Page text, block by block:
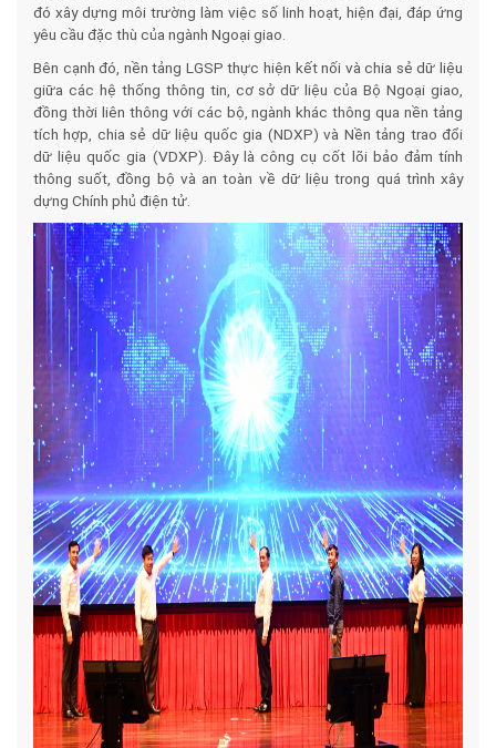
đó xây dựng môi trường làm việc số linh hoạt, hiện đại, đáp ứng
yêu cầu đặc thù của ngành Ngoại giao.
Bên cạnh đó, nền tảng LGSP thực hiện kết nối và chia sẻ dữ liệu
giữa các hệ thống thông tin, cơ sở dữ liệu của Bộ Ngoại giao,
đồng thời liên thông với các bộ, ngành khác thông qua nền tảng
tích hợp, chia sẻ dữ liệu quốc gia (NDXP) và Nền tảng trao đổi
dữ liệu quốc gia (VDXP). Đây là công cụ cốt lõi bảo đảm tính
thông suốt, đồng bộ và an toàn về dữ liệu trong quá trình xây
dựng Chính phủ điện tử.